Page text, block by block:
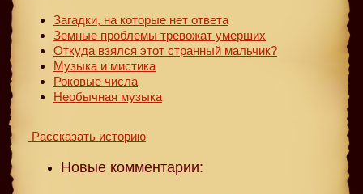
Загадки, на которые нет ответа
Земные проблемы тревожат умерших
Откуда взялся этот странный мальчик?
Музыка и мистика
Роковые числа
Необычная музыка
Рассказать историю
Новые комментарии: